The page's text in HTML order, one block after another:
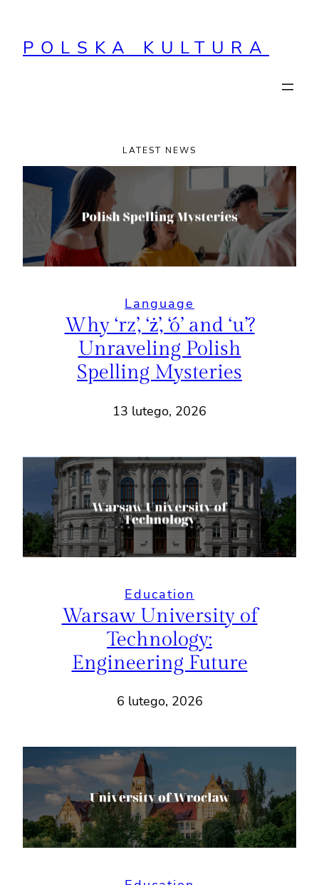
treściPOLSKA KULTURA
LATEST NEWS
Language
Why ‘rz’, ‘ż’, ‘ó’ and ‘u’?
Unraveling Polish
Spelling Mysteries
13 lutego, 2026
Education
Warsaw University of
Technology:
Engineering Future
6 lutego, 2026